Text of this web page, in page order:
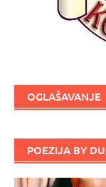
OGLAŠAVANJE
POEZIJA BY